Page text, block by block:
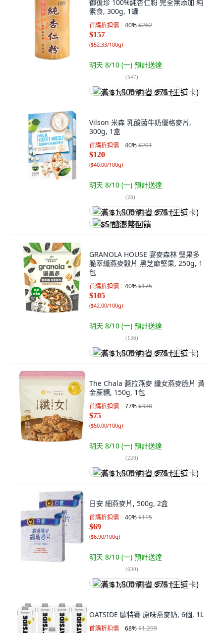
御復珍 100%純杏仁粉 完全無添加 純
素食, 300g, 1罐
首購折扣價 40%$262
$157
($52.33/100g)
明天 8/10 (一) 預計送達
(547)
满 $1,500 再省 $75 (王道卡)
Vilson 米森 乳酸菌牛奶優格麥片,
300g, 1盒
首購折扣價 40%$201
$120
($40.00/100g)
明天 8/10 (一) 預計送達
(26)
满 $1,500 再省 $75 (王道卡)
$5 酷澎幣回饋
GRANOLA HOUSE 宴麥森林 堅果多
脆萃纖燕麥穀片 黑芝麻堅果, 250g, 1
包
首購折扣價 40%$175
$105
($42.00/100g)
明天 8/10 (一) 預計送達
(136)
满 $1,500 再省 $75 (王道卡)
The Chala 蕎拉燕麥 纖女燕麥脆片 黃
金蔗糖, 150g, 1包
首購折扣價 77%$338
$75
($50.00/100g)
明天 8/10 (一) 預計送達
(228)
满 $1,500 再省 $75 (王道卡)
日安 細燕麥片, 500g, 2盒
首購折扣價 40%$115
$69
($6.90/100g)
明天 8/10 (一) 預計送達
(630)
满 $1,500 再省 $75 (王道卡)
OATSIDE 歐特賽 原味燕麥奶, 6個, 1L
首購折扣價 68%$1,299